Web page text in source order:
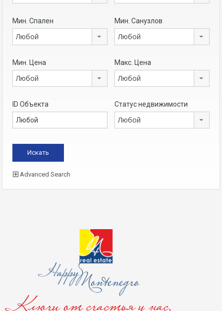
Мин. Спален
Любой
Мин. Санузлов
Любой
Мин. Цена
Любой
Макс. Цена
Любой
ID Объекта Статус недвижимости
Любой
Advanced Search